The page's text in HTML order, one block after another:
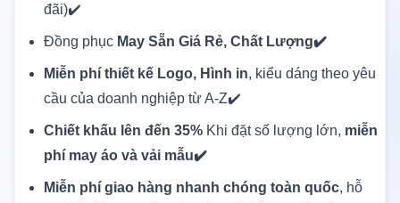
đãi)✔️
Đồng phục May Sẵn Giá Rẻ, Chất Lượng✔️
Miễn phí thiết kế Logo, Hình in, kiểu dáng theo yêu
cầu của doanh nghiệp từ A-Z✔️
Chiết khấu lên đến 35% Khi đặt số lượng lớn, miễn
phí may áo và vải mẫu✔️
Miễn phí giao hàng nhanh chóng toàn quốc, hỗ